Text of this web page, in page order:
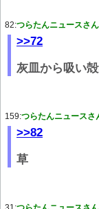
82:つらたんニュースさん
>>72
灰皿から吸い
159:つらたんニュースさ
>>82
草